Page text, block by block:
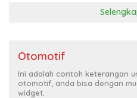
Otomotif
Ini adalah contoh keterangan
otomotif, anda bisa dengan
widget.